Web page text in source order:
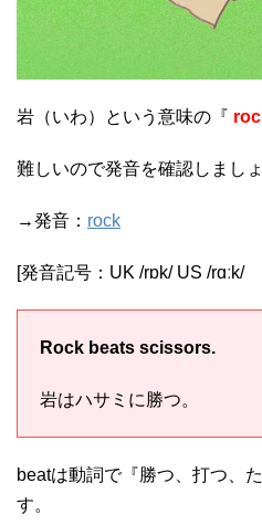
岩（いわ）という意味の『
難しいので発音を確認しましょ
→発音： rock
[発音記号： UK /rɒk/ US /rɑːk/
Rock beats scissors.
岩はハサミに勝つ。
beatは動詞で『勝つ、打つ、
す。